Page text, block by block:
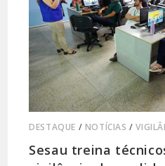
DESTAQUE / NOTÍCIAS /
Sesau treina